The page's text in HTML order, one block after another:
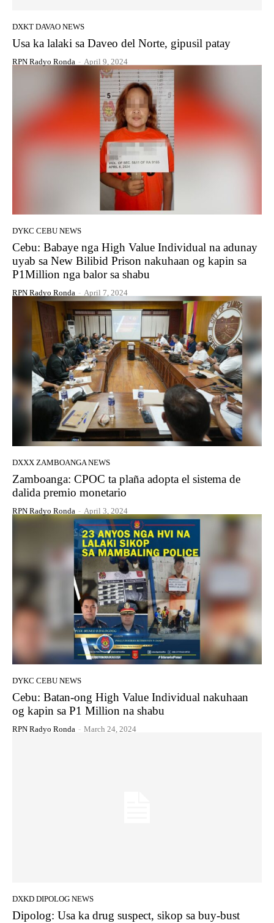
DXKT DAVAO NEWS
Usa ka lalaki sa Daveo del Norte, gipusil patay
RPN Radyo Ronda - April 9, 2024
DYKC CEBU NEWS
Cebu: Babaye nga High Value Individual na adunay
uyab sa New Bilibid Prison nakuhaan og kapin sa
P1Million nga balor sa shabu
RPN Radyo Ronda - April 7, 2024
DXXX ZAMBOANGA NEWS
Zamboanga: CPOC ta plaña adopta el sistema de
dalida premio monetario
RPN Radyo Ronda - April 3, 2024
DYKC CEBU NEWS
Cebu: Batan-ong High Value Individual nakuhaan
og kapin sa P1 Million na shabu
RPN Radyo Ronda - March 24, 2024
DXKD DIPOLOG NEWS
Dipolog: Usa ka drug suspect, sikop sa buy-bust